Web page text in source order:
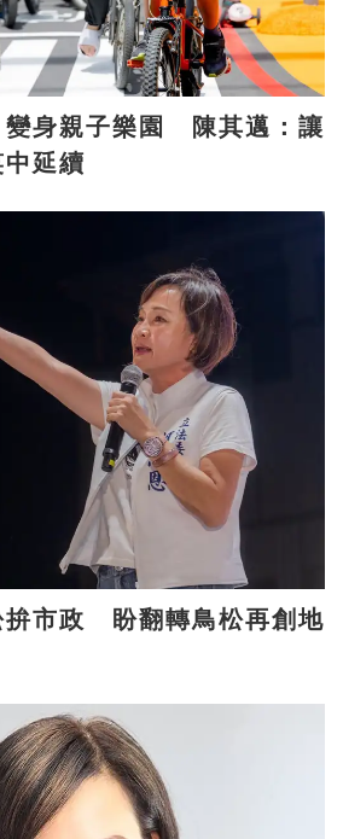
變身親子樂園 陳其邁：讓
延續
拚市政 盼翻轉鳥松再創地